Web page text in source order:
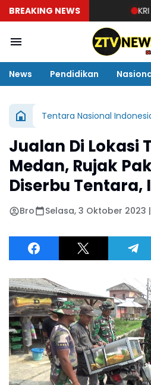
BREAKING NEWS KRI
News Pendidikan
Tentara Nasional
Jualan Di Lokasi
Medan, Rujak
Diserbu Tentara,
Bro Selasa, 3 Oktober 2023 |